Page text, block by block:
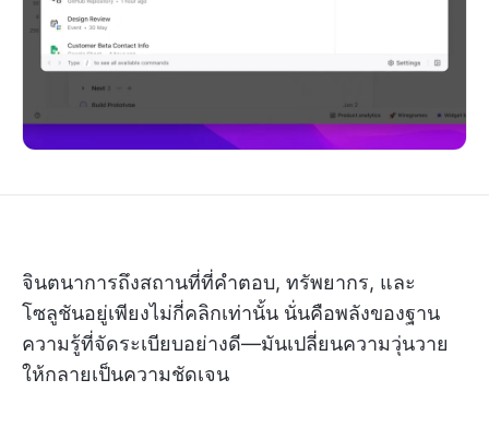
จินตนาการถึงสถานที่ที่คำตอบ, ทรัพยากร, และ
โซลูชันอยู่เพียงไม่กี่คลิกเท่านั้น นั่นคือพลังของฐาน
ความรู้ที่จัดระเบียบอย่างดี—มันเปลี่ยนความวุ่นวาย
ให้กลายเป็นความชัดเจน